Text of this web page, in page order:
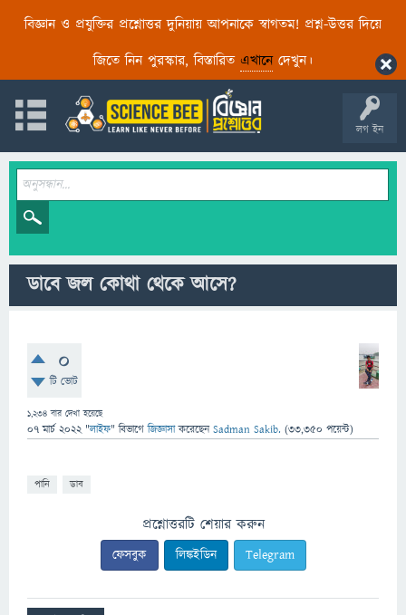
বিজ্ঞান ও প্রযুক্তির প্রশ্নোত্তর দুনিয়ায় আপনাকে স্বাগতম! প্রশ্ন-উত্তর দিয়ে
জিতে নিন পুরস্কার, বিস্তারিত এখানেদেখুন।
লগ ইন
ডাবে জল কোথা থেকে আসে?
0
টি ভোট
1,234 বার দেখা হয়েছে
07 মার্চ 2022 "লাইফ" বিভাগে জিজ্ঞাসাকরেছেনSadman Sakib. (33,350 পয়েন্ট)
পানি ডাব
প্রশ্নোত্তরটি শেয়ার করুন
ফেসবুক লিঙ্কইডিন Telegram